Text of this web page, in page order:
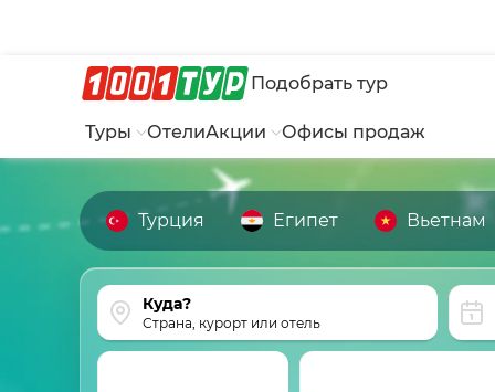
Подобрать тур
Туры ОтелиАкции Офисы продаж
Турция Египет Вьетнам
Страна, курорт или отель